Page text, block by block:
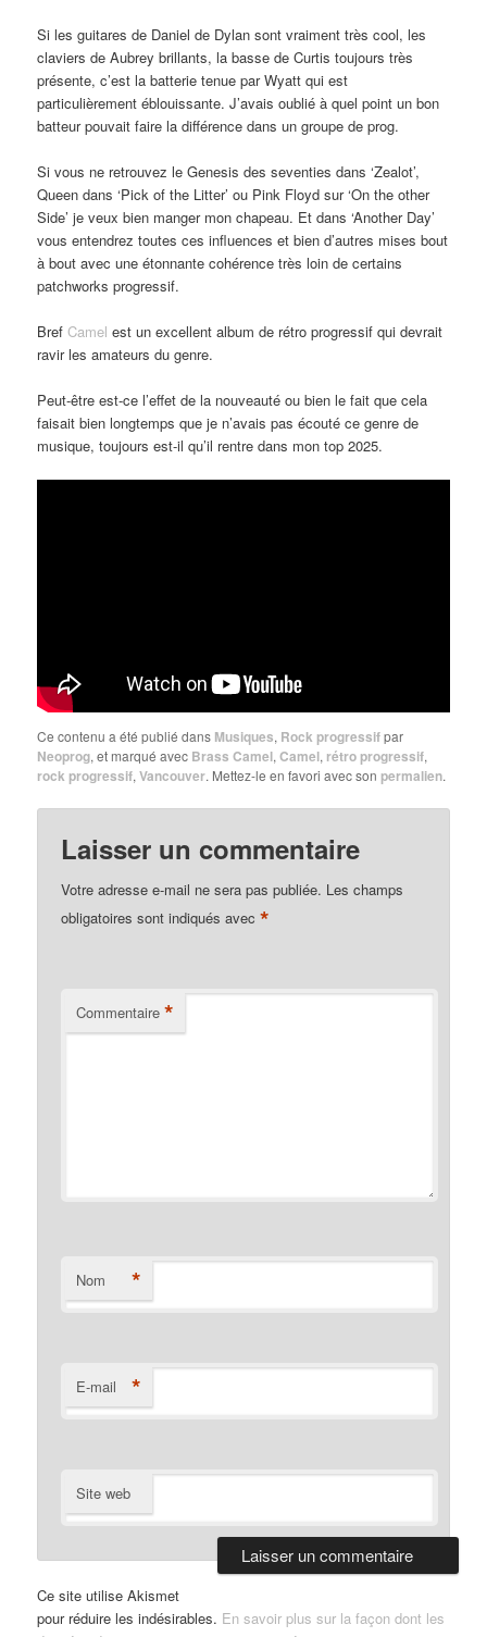
Si les guitares de Daniel de Dylan sont vraiment très cool, les
claviers de Aubrey brillants, la basse de Curtis toujours très
présente, c’est la batterie tenue par Wyatt qui est
particulièrement éblouissante. J’avais oublié à quel point un bon
batteur pouvait faire la différence dans un groupe de prog.
Si vous ne retrouvez le Genesis des seventies dans ‘Zealot’,
Queen dans ‘Pick of the Litter’ ou Pink Floyd sur ‘On the other
Side’ je veux bien manger mon chapeau. Et dans ‘Another Day’
vous entendrez toutes ces influences et bien d’autres mises bout
à bout avec une étonnante cohérence très loin de certains
patchworks progressif.
BrefCamel est un excellent album de rétro progressif qui devrait
ravir les amateurs du genre.
Peut-être est-ce l’effet de la nouveauté ou bien le fait que cela
faisait bien longtemps que je n’avais pas écouté ce genre de
musique, toujours est-il qu’il rentre dans mon top 2025.
Ce contenu a été publié dans Musiques, Rock progressifpar
Neoprog, et marqué avec Brass Camel,Camel, rétro progressif,
rock progressif,Vancouver. Mettez-le en favori avec son permalien.
Laisser un commentaire
Votre adresse e-mail ne sera pas publiée. Les champs
obligatoires sont indiqués avec*
Commentaire *
Nom *
E-mail *
Site web
Ce site utilise Akismet
pour réduire les indésirables. En savoir plus sur la façon dont les